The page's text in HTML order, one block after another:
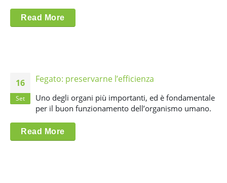
Read More
16
Set
Fegato: preservarne l’efficienza
Uno degli organi più importanti, ed è fondamentale
per il buon funzionamento dell’organismo umano.
Read More